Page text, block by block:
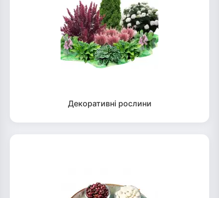
Декоративні рослини